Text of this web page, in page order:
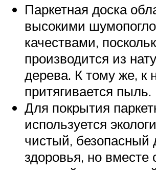
Паркетная доска
высокими
качествами,
производится из
дерева. К тому же, к
притягивается пыль.
Для покрытия
используется
чистый, безопасный
здоровья, но вместе